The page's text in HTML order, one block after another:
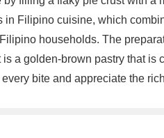
in Filipino cuisine, which
households. The
a golden-brown pastry that is
bite and appreciate the